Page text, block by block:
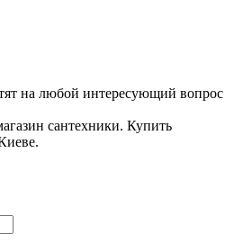
на любой интересующий вопрос
сантехники. Купить